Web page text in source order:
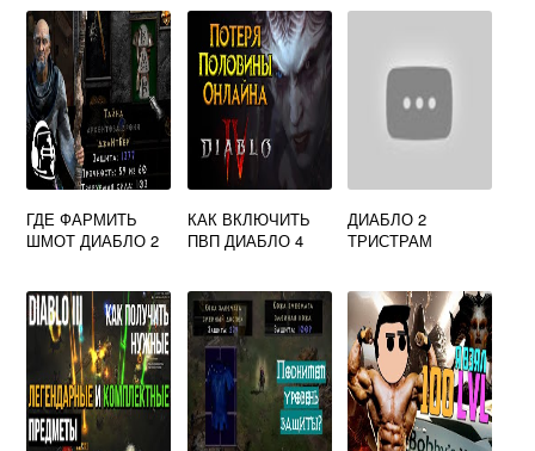
ГДЕ ФАРМИТЬ
ШМОТ ДИАБЛО 2
КАК ВКЛЮЧИТЬ
ПВП ДИАБЛО 4
ДИАБЛО 2
ТРИСТРАМ